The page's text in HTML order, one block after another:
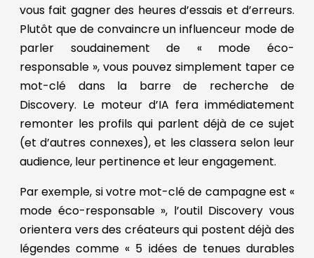
vous fait gagner des heures d’essais et d’erreurs.
Plutôt que de convaincre un influenceur mode de
parler soudainement de « mode éco-
responsable », vous pouvez simplement taper ce
mot-clé dans la barre de recherche de
Discovery. Le moteur d’IA fera immédiatement
remonter les profils qui parlent déjà de ce sujet
(et d’autres connexes), et les classera selon leur
audience, leur pertinence et leur engagement.
Par exemple, si votre mot-clé de campagne est «
mode éco-responsable », l’outil Discovery vous
orientera vers des créateurs qui postent déjà des
légendes comme « 5 idées de tenues durables